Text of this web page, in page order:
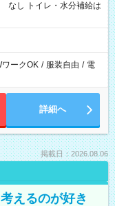
ワークOK / 服装自由 / 電
詳細へ
掲載日：2026.08.06
えるのが好き